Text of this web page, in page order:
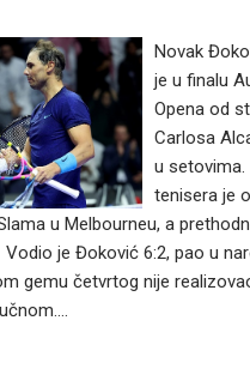
Novak
je u finalu
Opena od
Carlosa
u
tenisera je
u Melbourneu, a
je Đoković 6:2, pao u
gemu četvrtog nije